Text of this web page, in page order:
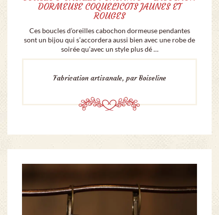
DORMEUSE COQUELICOTS JAUNES ET
ROUGES
Ces boucles d’oreilles cabochon dormeuse pendantes
sont un bijou qui s’accordera aussi bien avec une robe de
soirée qu’avec un style plus dé …
Fabrication artisanale, par Boiseline